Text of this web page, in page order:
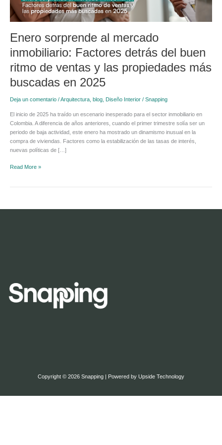
Enero sorprende al mercado
inmobiliario: Factores detrás del buen
ritmo de ventas y las propiedades más
buscadas en 2025
Deja un comentario /Arquitectura blog Diseño Interior / Snapping
El inicio de 2025 ha traído un escenario inesperado para el sector inmobiliario en
Colombia. A diferencia de años anteriores, cuando el primer trimestre solía ser un
periodo de baja actividad, este enero ha mostrado un dinamismo inusual en la
compra de viviendas. Factores como la estabilización de las tasas de interés,
nuevas políticas de […]
ritmo
de
y
propiedades
más
buscadas
en
Read More »
Copyright © 2026 Snapping | Powered by Upside Technology